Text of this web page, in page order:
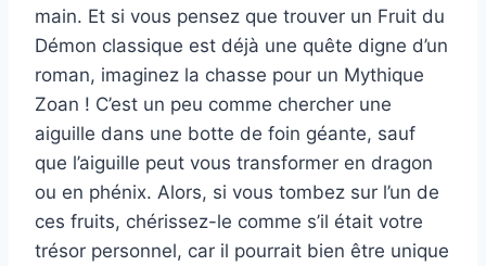
main. Et si vous pensez que trouver un Fruit du
Démon classique est déjà une quête digne d’un
roman, imaginez la chasse pour un Mythique
Zoan ! C’est un peu comme chercher une
aiguille dans une botte de foin géante, sauf
que l’aiguille peut vous transformer en dragon
ou en phénix. Alors, si vous tombez sur l’un de
ces fruits, chérissez-le comme s’il était votre
trésor personnel, car il pourrait bien être unique